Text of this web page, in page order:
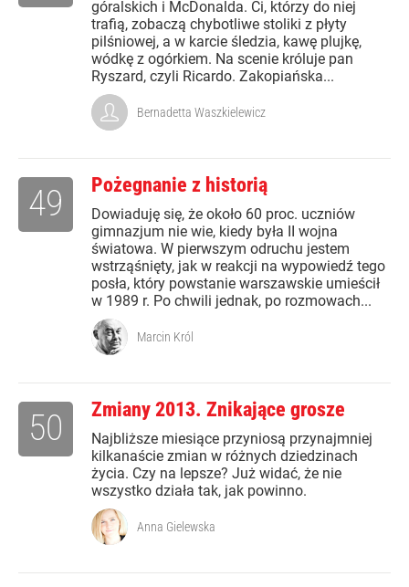
góralskich i McDonalda. Ci, którzy do niej
trafią, zobaczą chybotliwe stoliki z płyty
pilśniowej, a w karcie śledzia, kawę plujkę,
wódkę z ogórkiem. Na scenie króluje pan
Ryszard, czyli Ricardo. Zakopiańska...
Bernadetta Waszkielewicz
Pożegnanie z historią
Dowiaduję się, że około 60 proc. uczniów
gimnazjum nie wie, kiedy była II wojna
światowa. W pierwszym odruchu jestem
wstrząśnięty, jak w reakcji na wypowiedź tego
posła, który powstanie warszawskie umieścił
w 1989 r. Po chwili jednak, po rozmowach...
49
Marcin Król
Zmiany 2013. Znikające grosze
Najbliższe miesiące przyniosą przynajmniej
kilkanaście zmian w różnych dziedzinach
życia. Czy na lepsze? Już widać, że nie
wszystko działa tak, jak powinno.
50
Anna Gielewska